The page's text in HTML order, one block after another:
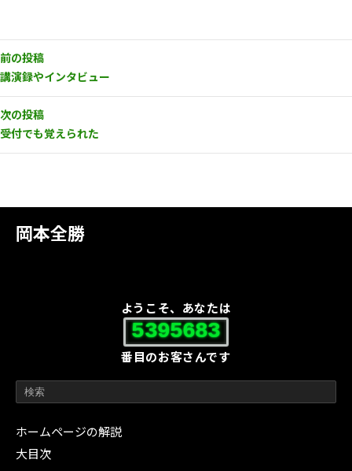
岡本全勝
ようこそ、あなたは
5395683
番目のお客さんです
ホームページの解説
大目次
前の投稿
講演録やインタビュー
次の投稿
受付でも覚えられた